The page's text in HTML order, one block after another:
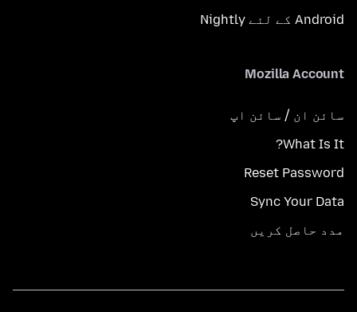
Android کے لئے Nightly
Mozilla Account
سائن ان / سائن اپ
What Is It?
Reset Password
Sync Your Data
مدد حاصل کریں